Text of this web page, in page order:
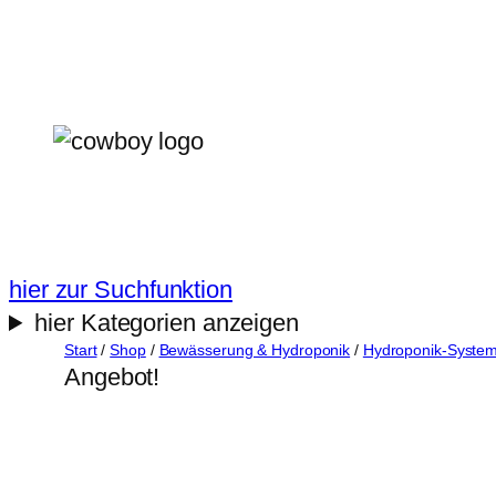
hier zur Suchfunktion
hier Kategorien anzeigen
Start/Shop/ Bewässerung & Hydroponik / Hydroponik-
Angebot!